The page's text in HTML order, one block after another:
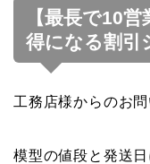
【最長で10
得になる割引
工務店様からのお
模型の値段と発送日